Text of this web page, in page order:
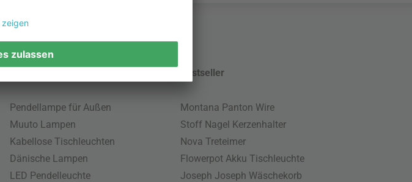
Pendellampe für Außen
Muuto Lampen
Kabellose Tischleuchten
Dänische Lampen
LED Pendelleuchte
Bestseller
Montana Panton Wire
Stoff Nagel Kerzenhalter
Nova Treteimer
Flowerpot Akku Tischleuchte
Joseph Joseph Wäschekorb